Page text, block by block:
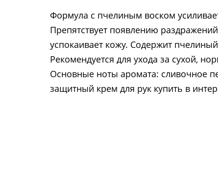
Формула с пчелиным воском
Препятствует появлению
успокаивает кожу. Содержит
Рекомендуется для ухода за сухой,
Основные ноты аромата: сливочное
защитный крем для рук купить в